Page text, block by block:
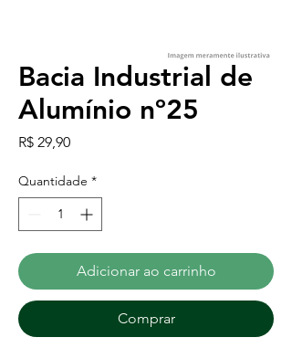
Bacia Industrial de
Alumínio nº25
R$ 29,90Preço
Quantidade *
Adicionar ao carrinho
Comprar